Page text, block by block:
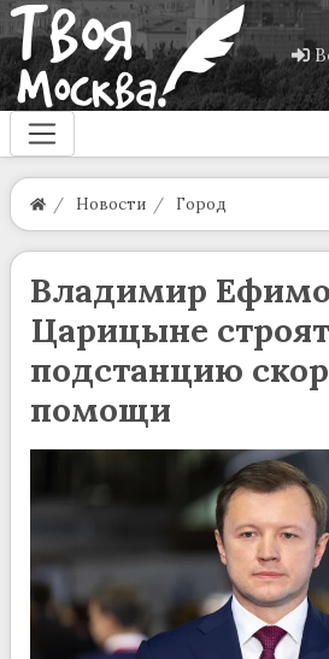
Новости Город
Владимир
Царицыне строят
подстанцию
помощи